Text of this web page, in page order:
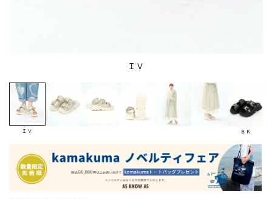
ＩＶ
ＩＶ ＢＫ